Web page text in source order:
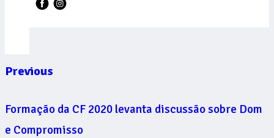
Previous
Formação da CF 2020 levanta discussão sobre Dom
e Compromisso